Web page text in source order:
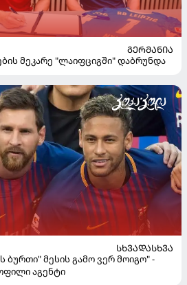
ᲒᲔᲠᲛᲐᲜᲘᲐ
მეკარე "ლაიფციგში" დაბრუნდა
ᲡᲮᲕᲐᲓᲐᲡᲮᲕᲐ
ბურთი" მესის გამო ვერ მოიგო" -
აგენტი